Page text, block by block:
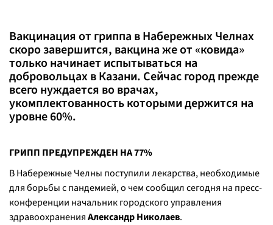
Вакцинация от гриппа в Набережных Челнах
скоро завершится, вакцина же от «ковида»
только начинает испытываться на
добровольцах в Казани. Сейчас город прежде
всего нуждается во врачах,
укомплектованность которыми держится на
уровне 60%.
ГРИПП ПРЕДУПРЕЖДЕН НА 77%
В Набережные Челны поступили лекарства, необходимые
для борьбы с пандемией, о чем сообщил сегодня на пресс-
конференции начальник городского управления
здравоохраненияАлександр Николаев.